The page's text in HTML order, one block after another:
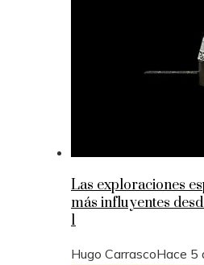
Las exploraciones
más influyentes
1
Hugo CarrascoHace 5